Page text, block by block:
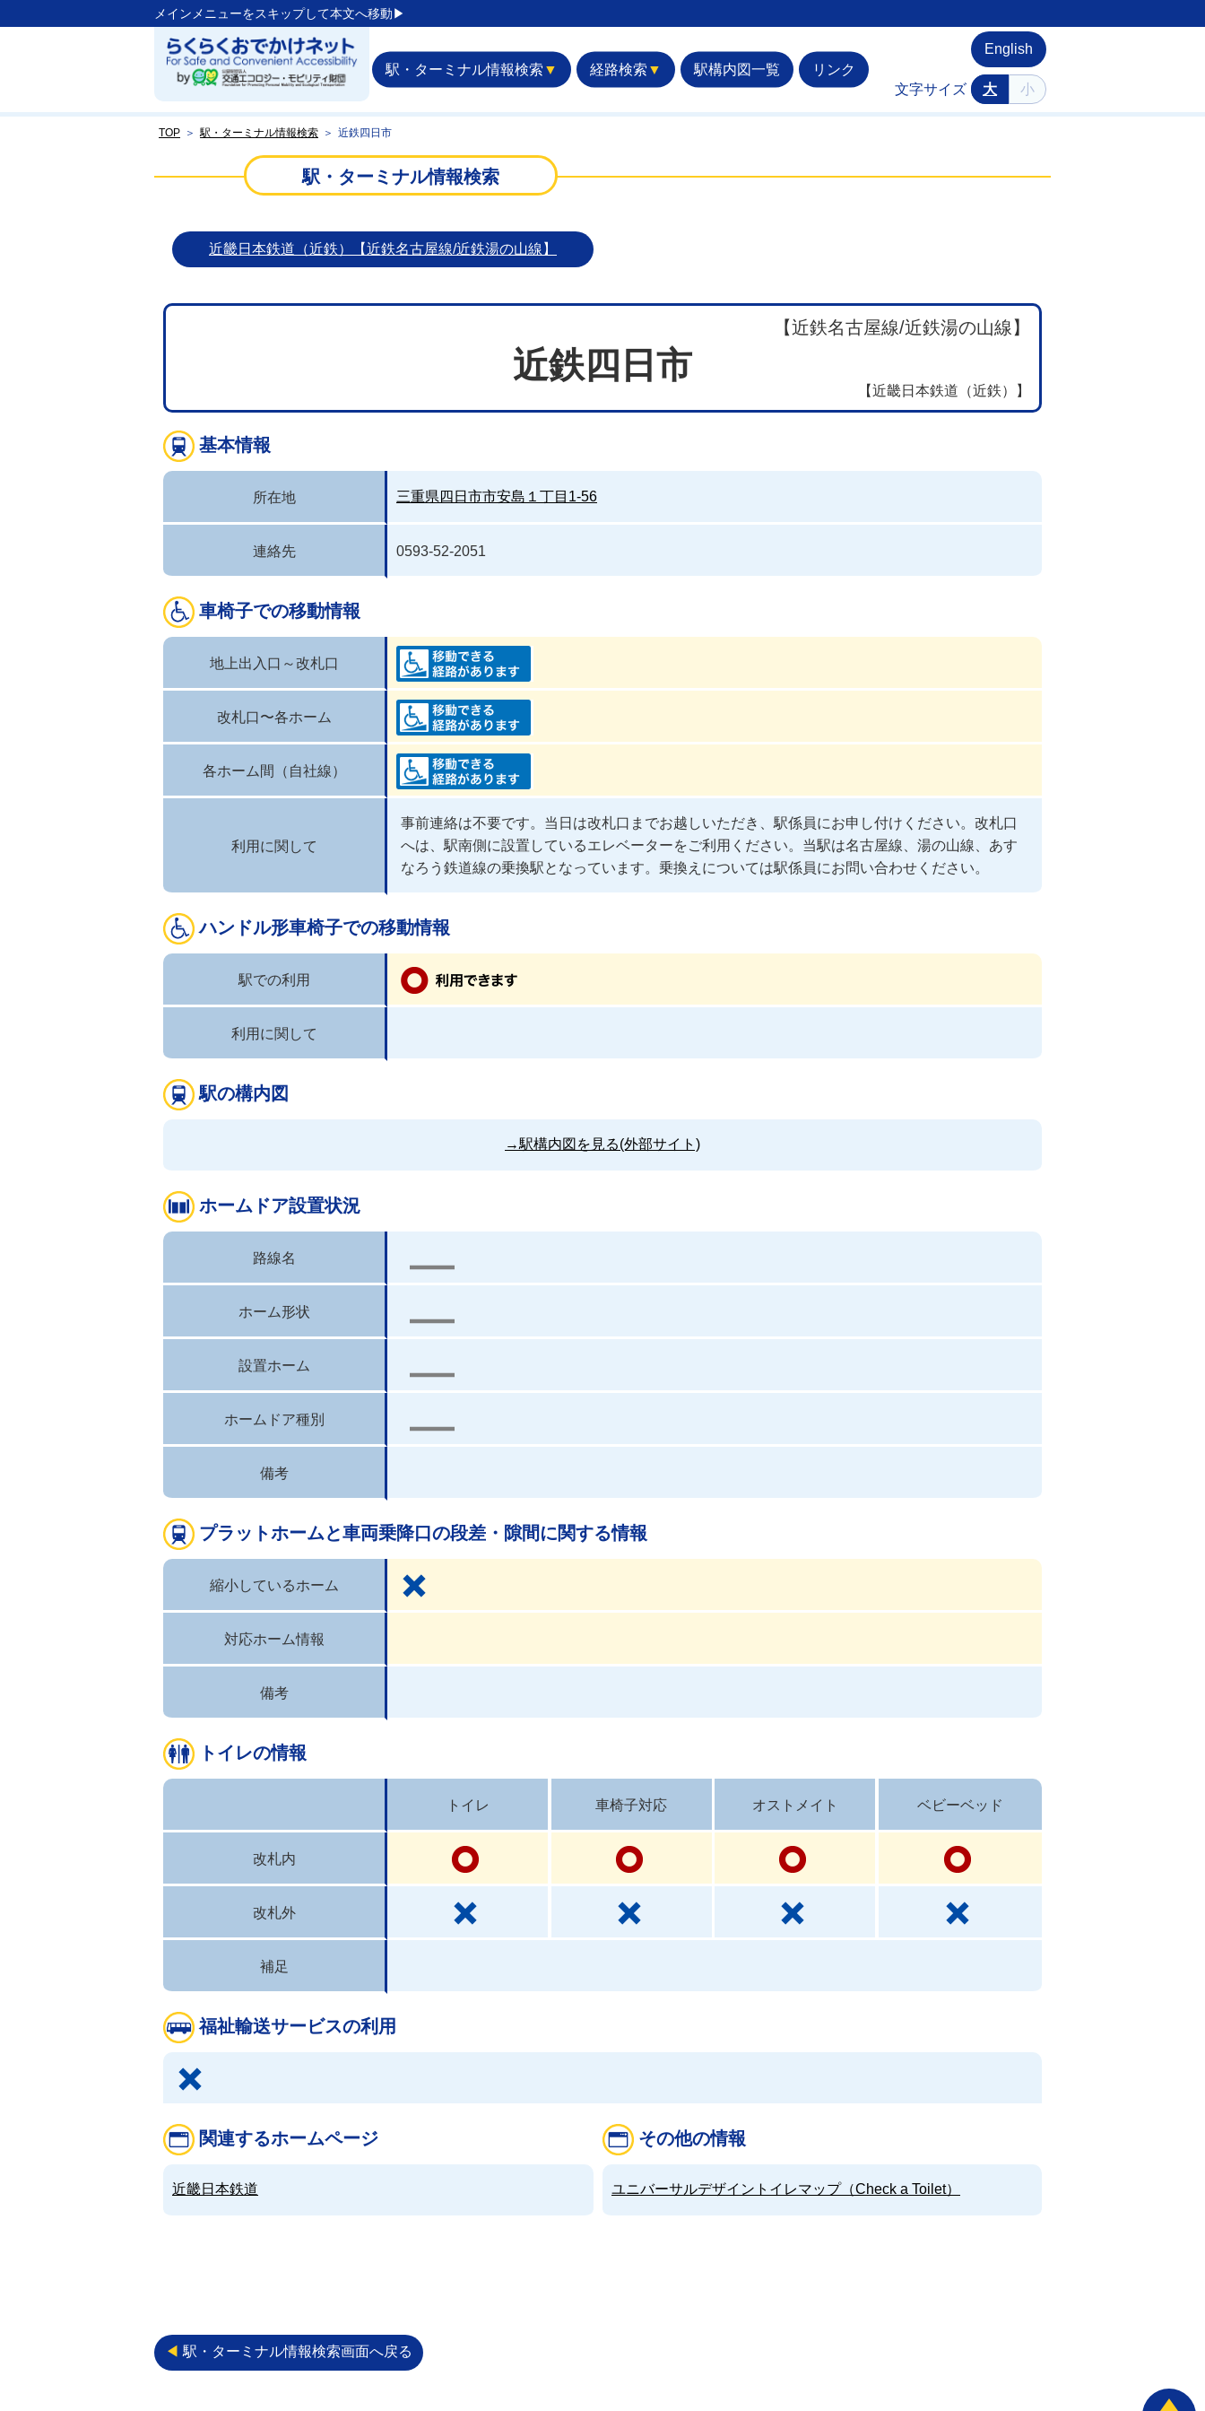
メインメニューをスキップして本文へ移動▶︎
駅・ターミナル情報検索 ▼ 経路検索 ▼ 駅構内図一覧 リンク
English
文字サイズ 大 小
TOP ＞ 駅・ターミナル情報検索 ＞ 近鉄四日市
駅・ターミナル情報検索
近畿日本鉄道（近鉄）【近鉄名古屋線/近鉄湯の山線】
【近鉄名古屋線/近鉄湯の山線】
近鉄四日市
【近畿日本鉄道（近鉄）】
基本情報
所在地 三重県四日市市安島１丁目1-56
連絡先 0593-52-2051
車椅子での移動情報
地上出入口～改札口
改札口〜各ホーム
各ホーム間（自社線）
利用に関して
事前連絡は不要です。当日は改札口までお越しいただき、駅係員にお申し付けください。改札口
へは、駅南側に設置しているエレベーターをご利用ください。当駅は名古屋線、湯の山線、あす
なろう鉄道線の乗換駅となっています。乗換えについては駅係員にお問い合わせください。
ハンドル形車椅子での移動情報
駅での利用
利用に関して
駅の構内図
→駅構内図を見る(外部サイト)
ホームドア設置状況
路線名
ホーム形状
設置ホーム
ホームドア種別
備考
プラットホームと車両乗降口の段差・隙間に関する情報
縮小しているホーム
対応ホーム情報
備考
トイレの情報
改札内
改札外
トイレ 車椅子対応 オストメイト ベビーベッド
補足
福祉輸送サービスの利用
関連するホームページ
近畿日本鉄道
その他の情報
ユニバーサルデザイントイレマップ（Check a Toilet）
◀︎ 駅・ターミナル情報検索画面へ戻る